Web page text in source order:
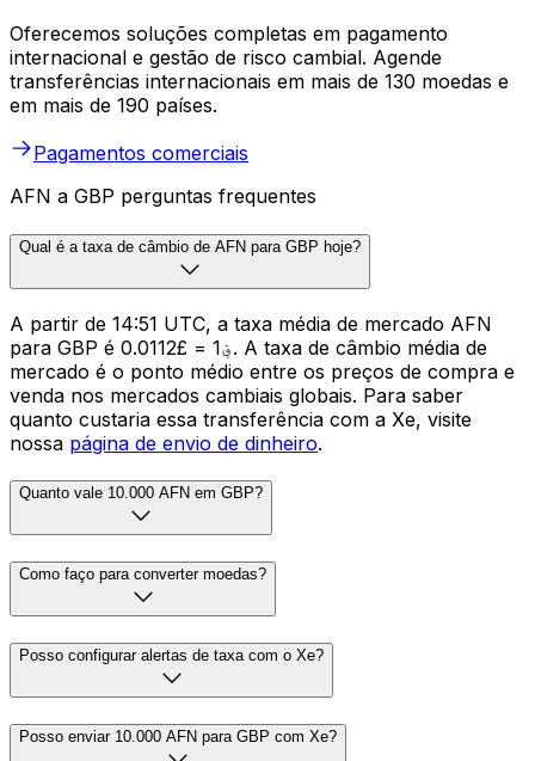
Oferecemos soluções completas em pagamento
internacional e gestão de risco cambial. Agende
transferências internacionais em mais de 130 moedas e
em mais de 190 países.
Pagamentos comerciais
AFN a GBP perguntas frequentes
Qual é a taxa de câmbio de AFN para GBP hoje?
A partir de 14:51 UTC, a taxa média de mercado AFN
para GBP é ؋1 = £0.0112. A taxa de câmbio média de
mercado é o ponto médio entre os preços de compra e
venda nos mercados cambiais globais. Para saber
quanto custaria essa transferência com a Xe, visite
nossa página de envio de dinheiro.
Quanto vale 10.000 AFN em GBP?
Como faço para converter moedas?
Posso configurar alertas de taxa com o Xe?
Posso enviar 10.000 AFN para GBP com Xe?